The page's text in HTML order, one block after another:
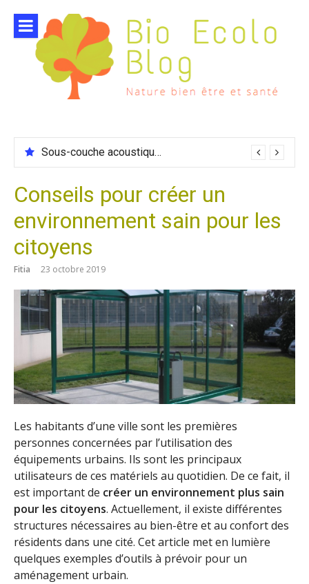
contenu
Sous-couche acoustique compatible chauffage sol
Conseils pour créer un
environnement sain pour les
citoyens
Fitia 23 octobre 2019
Les habitants d’une ville sont les premières
personnes concernées par l’utilisation des
équipements urbains. Ils sont les principaux
utilisateurs de ces matériels au quotidien. De ce fait, il
est important de créer un environnement plus sain
pour les citoyens. Actuellement, il existe différentes
structures nécessaires au bien-être et au confort des
résidents dans une cité. Cet article met en lumière
quelques exemples d’outils à prévoir pour un
aménagement urbain.